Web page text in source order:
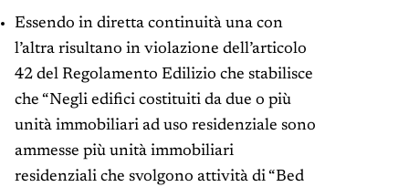
Essendo in diretta continuità una con
l’altra risultano in violazione dell’articolo
42 del Regolamento Edilizio che stabilisce
che “Negli edifici costituiti da due o più
unità immobiliari ad uso residenziale sono
ammesse più unità immobiliari
residenziali che svolgono attività di “Bed